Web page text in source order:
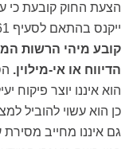
הצעת החוק קובעת כי
ייקנס בהתאם לסעיף 61 לחוק העונשין. עם זאת,
קובע מיהי הרשות
הדיווח או אי-מילוין.
הוא איננו יוצר פיקוח
כן הוא עשוי להוביל
גם איננו מחייב